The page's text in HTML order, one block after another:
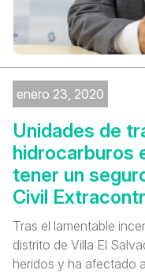
enero 23, 2020
Unidades de
hidrocarburos
tener un
Civil
Tras el lamentable
distrito de Villa El
heridos y ha afectado